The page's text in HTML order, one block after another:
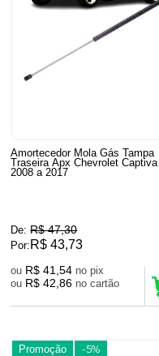
Amortecedor Mola Gás Tampa
Traseira Apx Chevrolet Captiva
2008 a 2017
De: R$ 47,30
Por: R$ 43,73
ou R$ 41,54
no pix
ou R$ 42,86 no cartão
Promoção -5%